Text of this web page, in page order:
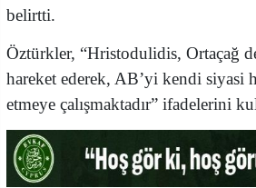
belirtti.
Öztürkler, “Hristodulidis, Ortaçağ
hareket ederek, AB’yi kendi siyasi
etmeye çalışmaktadır” ifadelerini